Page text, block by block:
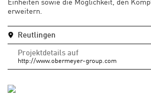
erweitern.
Reutlingen
Projektdetails auf
http://www.obermeyer-group.com